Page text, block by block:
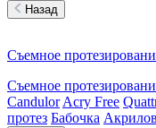
Назад
Съемное
Съемное
Candulor Acry Free
протез Бабочка